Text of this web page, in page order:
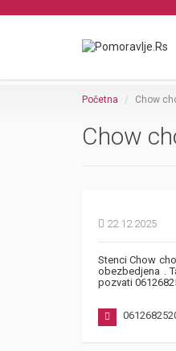
Početna Chow
Chow
22.12.2025
Stenci Chow
obezbedjena .
pozvati